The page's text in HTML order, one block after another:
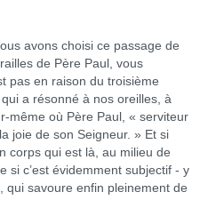
avons choisi ce passage de
de Père Paul, vous
pas en raison du troisième
a résonné à nos oreilles, à
même où Père Paul, « serviteur
joie de son Seigneur. » Et si
corps qui est là, au milieu de
si c’est évidemment subjectif - y
qui savoure enfin pleinement de